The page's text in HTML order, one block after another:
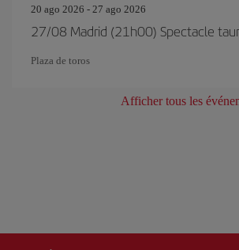
20 ago 2026 - 27 ago 2026
27/08 Madrid (21h00) Spectacle
Plaza de toros
Afficher tous les